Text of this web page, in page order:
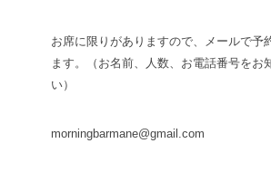
お席に限りがありますので、メールで予
ます。（お名前、人数、お電話番号をお
い）
morningbarmane@gmail.com